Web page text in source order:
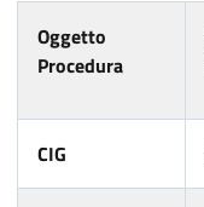
Oggetto
Procedura
CIG